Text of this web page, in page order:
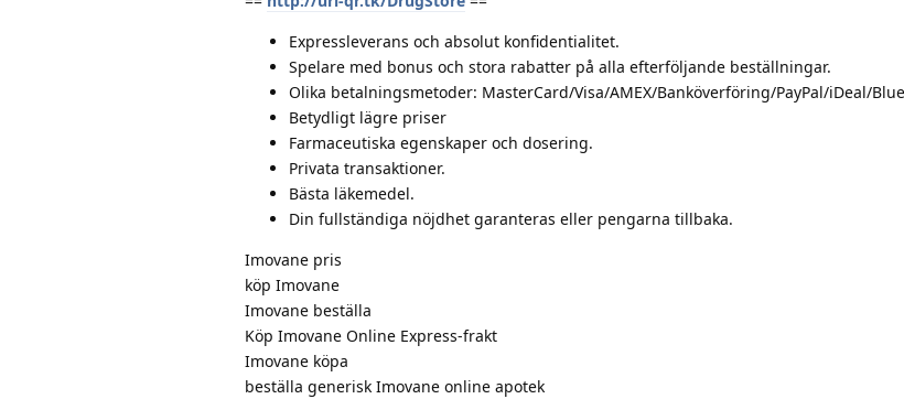
Expressleverans och absolut konfidentialitet.
Spelare med bonus och stora rabatter på alla efterföljande beställningar.
Olika betalningsmetoder: MasterCard/Visa/AMEX/Banköverföring/PayPal/iDeal/
Betydligt lägre priser
Farmaceutiska egenskaper och dosering.
Privata transaktioner.
Bästa läkemedel.
Din fullständiga nöjdhet garanteras eller pengarna tillbaka.
Imovane pris
köp Imovane
Imovane beställa
Köp Imovane Online Express-frakt
Imovane köpa
beställa generisk Imovane online apotek